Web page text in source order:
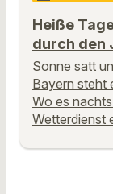
Heiße
durch den
Sonne satt
Bayern steht
Wo es
Wetterdienst